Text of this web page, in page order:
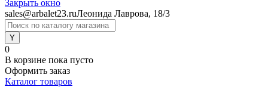
Закрыть окно
sales@arbalet23.ruЛеонида Лаврова, 18/3
0
В корзине пока пусто
Оформить заказ
Каталог товаров